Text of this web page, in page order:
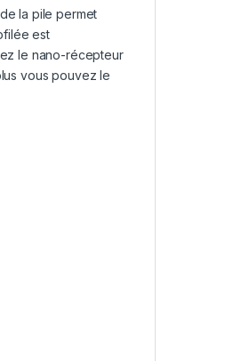
la pile permet
est
le nano-récepteur
vous pouvez le